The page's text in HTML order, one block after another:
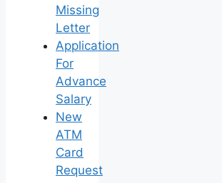
Missing
Letter
Application
For
Advance
Salary
New
ATM
Card
Request